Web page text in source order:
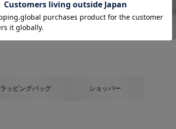
ラッピングバッグ ショッパー